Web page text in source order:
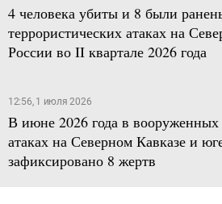
4 человека убиты и 8 были
террористических атаках на
России во II квартале 2026 года
12:56, 1 июля 2026
В июне 2026 года в вооруженных
атаках на Северном Кавказе и
зафиксировано 8 жертв